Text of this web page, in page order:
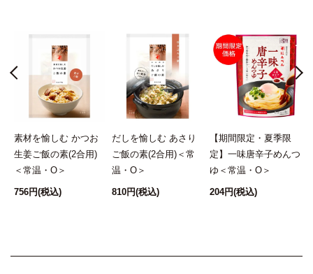
素材を愉しむ かつお
生姜ご飯の素(2合用)
＜常温・O＞
756円(税込)
だしを愉しむ あさり
ご飯の素(2合用)＜常
温・O＞
810円(税込)
【期間限定・夏季限
定】一味唐辛子めんつ
ゆ＜常温・O＞
204円(税込)